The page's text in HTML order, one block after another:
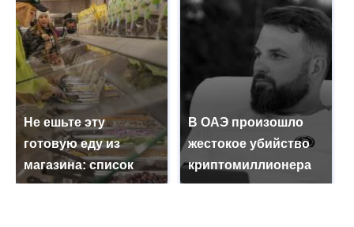
Не ешьте эту
готовую еду из
магазина: список
В ОАЭ произошло
жестокое убийство
криптомиллионера